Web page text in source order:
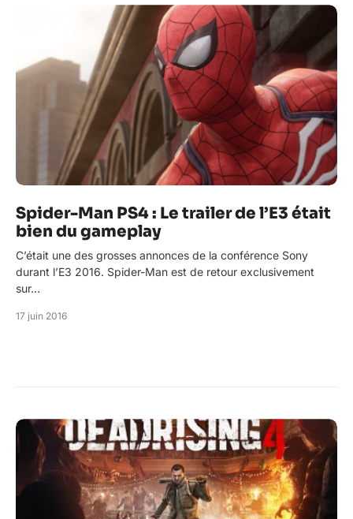
Spider-Man PS4 : Le trailer de l’E3 était
bien du gameplay
C’était une des grosses annonces de la conférence Sony
durant l’E3 2016. Spider-Man est de retour exclusivement
sur…
17 juin 2016